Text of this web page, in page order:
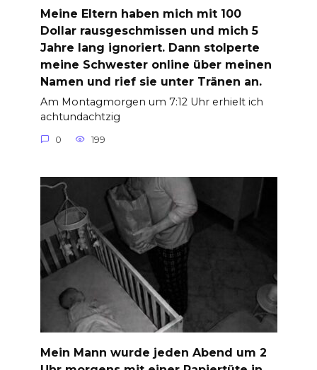
Meine Eltern haben mich mit 100
Dollar rausgeschmissen und mich 5
Jahre lang ignoriert. Dann stolperte
meine Schwester online über meinen
Namen und rief sie unter Tränen an.
Am Montagmorgen um 7:12 Uhr erhielt ich
achtundachtzig
0 199
Mein Mann wurde jeden Abend um 2